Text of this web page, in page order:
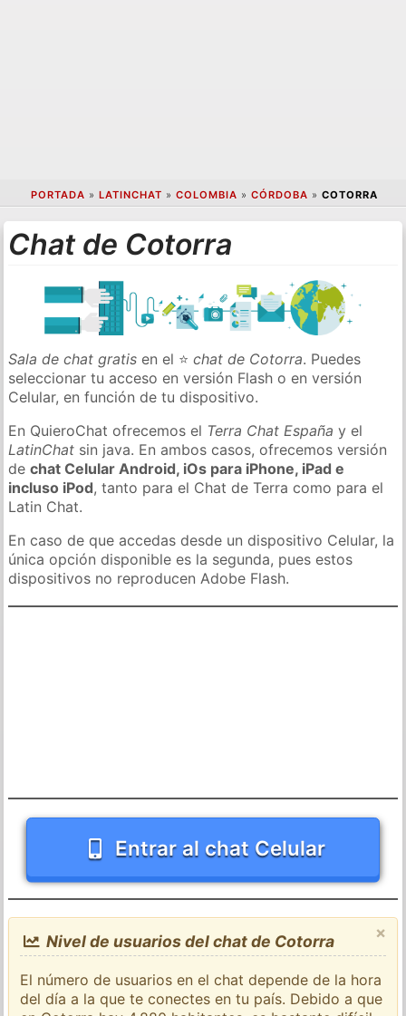
PORTADA » LATINCHAT » COLOMBIA » CÓRDOBA » COTORRA
Chat de Cotorra
Sala de chat gratis en el ⭐chat de Cotorra. Puedes
seleccionar tu acceso en versión Flash o en versión
Celular, en función de tu dispositivo.
En QuieroChat ofrecemos el Terra Chat España y el
LatinChat sin java. En ambos casos, ofrecemos versión
dechat Celular Android, iOs para iPhone, iPad e
incluso iPod, tanto para el Chat de Terra como para el
Latin Chat.
En caso de que accedas desde un dispositivo Celular, la
única opción disponible es la segunda, pues estos
dispositivos no reproducen Adobe Flash.
Entrar al chat Celular
×
Nivel de usuarios del chat de Cotorra
El número de usuarios en el chat depende de la hora
del día a la que te conectes en tu país. Debido a que